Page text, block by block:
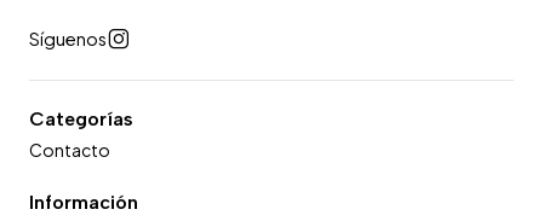
Síguenos
Categorías
Contacto
Información